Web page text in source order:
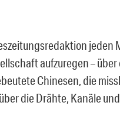
jeden
aufzuregen –
Chinesen, die
die Drähte, Kanäle